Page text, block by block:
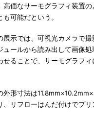
高価なサーモグラフィ装置
可能だという。
示では、可視光カメラで撮
ュールから読み出して画像
せることで、サーモグラフ
形寸法は
、リフローはんだ付けでプリ